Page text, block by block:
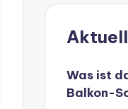
Was ist
Balkon-